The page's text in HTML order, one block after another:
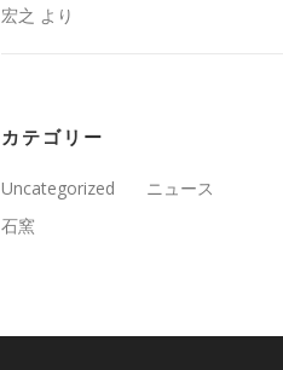
宏之 より
カテゴリー
Uncategorized
ニュース
石窯